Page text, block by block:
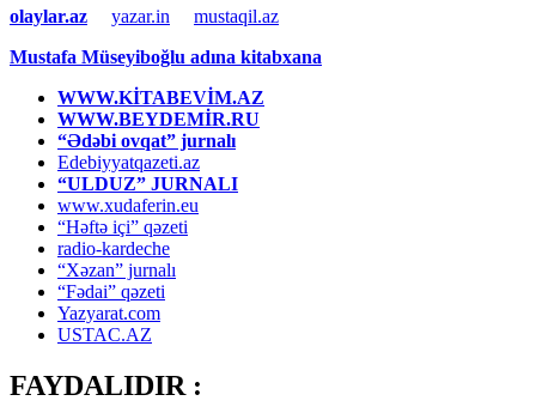
olaylar.az yazar.in
mustaqil.az
Mustafa Müseyiboğlu adına kitabxana
WWW.KİTABEVİM.AZ
WWW.BEYDEMİR.RU
“Ədəbi ovqat” jurnalı
Edebiyyatqazeti.az
“ULDUZ” JURNALI
www.xudaferin.eu
“Həftə içi” qəzeti
radio-kardeche
“Xəzan” jurnalı
“Fədai” qəzeti
Yazyarat.com
USTAC.AZ
FAYDALIDIR :